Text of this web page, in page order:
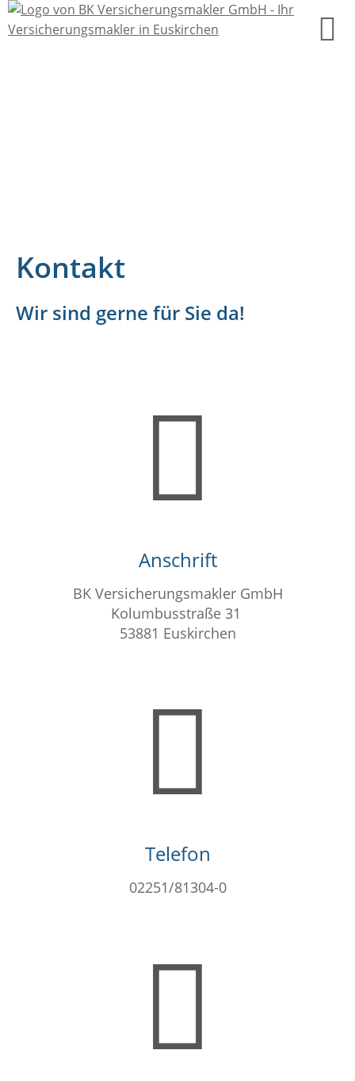
Kontakt
Wir sind gerne für Sie da!
Anschrift
BK Versicherungsmakler GmbH
Kolumbusstraße 31
53881 Euskirchen
Telefon
02251/81304-0